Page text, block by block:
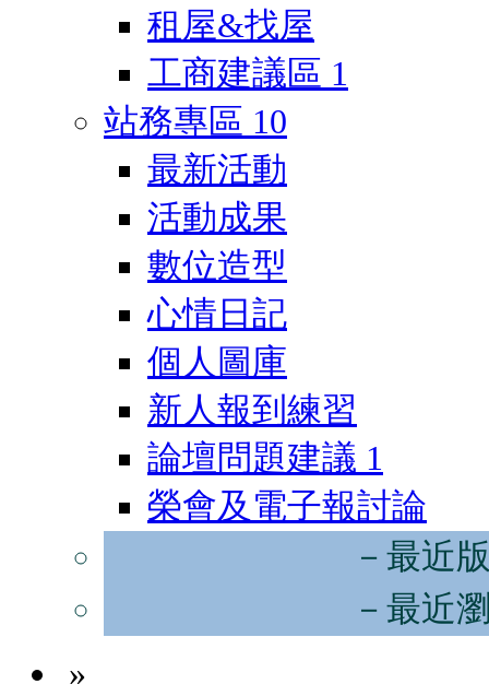
租屋&找屋
工商建議區 1
站務專區 10
最新活動
活動成果
數位造型
心情日記
個人圖庫
新人報到練習
論壇問題建議 1
榮會及電子報討論
－最近
－最近
»